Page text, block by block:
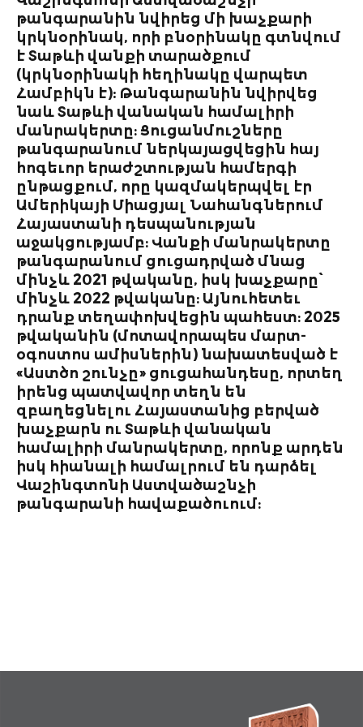
ԱՅԳԻՆ
ԱՐՑԱԽՈՒՄ
ՌԵՍՏՈՐԱՆ ԵՎ
ԳԻՆԻՆԵՐ
ՀԱՐԹԱԿ
ՀԱՈՒՍ
ԿՈՄԻՏԵ
IT!
ՀԱՄԱՅՆՔԱՅԻՆ
ԴՊՐՈՑ
GO2ARMENIA
ՄԵԴԻԱԿՐԱՏ
ՄԻՋԱԶԳԱՅԻՆ
ԼՐԱՏՎԱՄԻՋՈՑՆԵՐ
ԱՎՐՈՐԱ ՖՈՏՈ/
ԿԻՆԵՄԱՏՈԳՐԱՖԻԱ
ԳՐՔԻ
ՎԱՐԴԱՆ
ԱՆՎԱՆ
ԿԵՆՏՐՈՆ
ԱԶԳԱՅԻՆ ՕՐԱԿԱՐԳ
ՀԱՅԱՍՏԱՆ 2021 –
«ԱՊԱԳԱ
FUTURES STUDIO
ԶԱՐԳԱՑՄԱՆ
ՌԱԶՄԱՎԱՐՈՒԹՅԱՆ
ՀԻՄՔՈՒՄ ԽԱՌԸ
ՖԻՆԱՆՍԱՎՈՐՄԱՆ
թանգարանին նվիրեց մի խաչքարի
կրկնօրինակ, որի բնօրինակը գտնվում
է Տաթևի վանքի տարածքում
(կրկնօրինակի հեղինակը վարպետ
Համբիկն է): Թանգարանին նվիրվեց
նաև Տաթևի վանական համալիրի
մանրակերտը։ Ցուցանմուշները
թանգարանում ներկայացվեցին հայ
հոգեւոր երաժշտության համերգի
ընթացքում, որը կազմակերպվել էր
Ամերիկայի Միացյալ Նահանգներում
Հայաստանի դեսպանության
աջակցությամբ։ Վանքի մանրակերտը
թանգարանում ցուցադրված մնաց
մինչև 2021 թվականը, իսկ խաչքարը՝
մինչև 2022 թվականը։ Այնուհետեւ
դրանք տեղափոխվեցին պահեստ։ 2025
թվականին (մոտավորապես մարտ-
օգոստոս ամիսներին) նախատեսված է
«Աստծո շունչը» ցուցահանդեսը, որտեղ
իրենց պատվավոր տեղն են
զբաղեցնելու Հայաստանից բերված
խաչքարն ու Տաթևի վանական
համալիրի մանրակերտը, որոնք արդեն
իսկ հիանալի համալրում են դարձել
Վաշինգտոնի Աստվածաշնչի
թանգարանի հավաքածուում։